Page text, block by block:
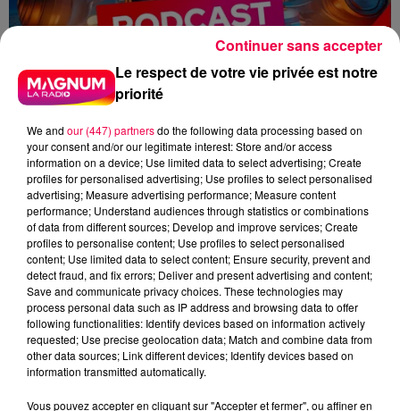
flahs radio
informations
podcast
19h
Zoé Thomas
Le flash de 19h
0:00
Le respect de votre vie privée est notre
priorité
We and our (447) partnersdo the following data processing based on
your consent and/or our legitimate interest: Store and/or access
information on a device; Use limited data to select advertising; Create
profiles for personalised advertising; Use profiles to select personalised
advertising; Measure advertising performance; Measure content
performance; Understand audiences through statistics or combinations
of data from different sources; Develop and improve services; Create
profiles to personalise content; Use profiles to select personalised
content; Use limited data to select content; Ensure security, prevent and
detect fraud, and fix errors; Deliver and present advertising and content;
Save and communicate privacy choices. These technologies may
process personal data such as IP address and browsing data to offer
following functionalities: Identify devices based on information actively
requested; Use precise geolocation data; Match and combine data from
other data sources; Link different devices; Identify devices based on
information transmitted automatically.
Vous pouvez accepter en cliquant sur "Accepter et fermer", ou affiner en
Continuer sans accepter